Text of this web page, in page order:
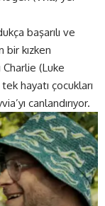
başarılı ve
bir kızken
Charlie (Luke
hayatı çocukları
canlandırıyor.